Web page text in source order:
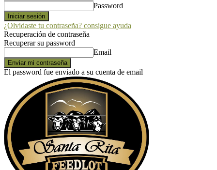
Password
¿Olvidaste tu contraseña? consigue ayuda
Recuperación de contraseña
Recuperar su password
Email
El password fue enviado a su cuenta de email